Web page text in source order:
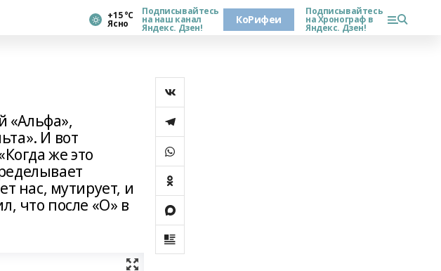
+15 °С
Ясно
Подписывайтесь
на наш канал
Яндекс. Дзен!
КоРифеи
Подписывайтесь
на Хронограф в
Яндекс. Дзен!
«Альфа»,
И вот
же это
нас, мутирует, и
что после «О» в